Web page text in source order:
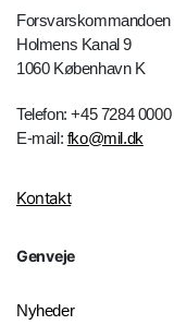
Forsvarskommandoen
Holmens Kanal 9
1060 København K
Telefon: +45 7284 0000
E-mail: fko@mil.dk
Kontakt
Genveje
Nyheder